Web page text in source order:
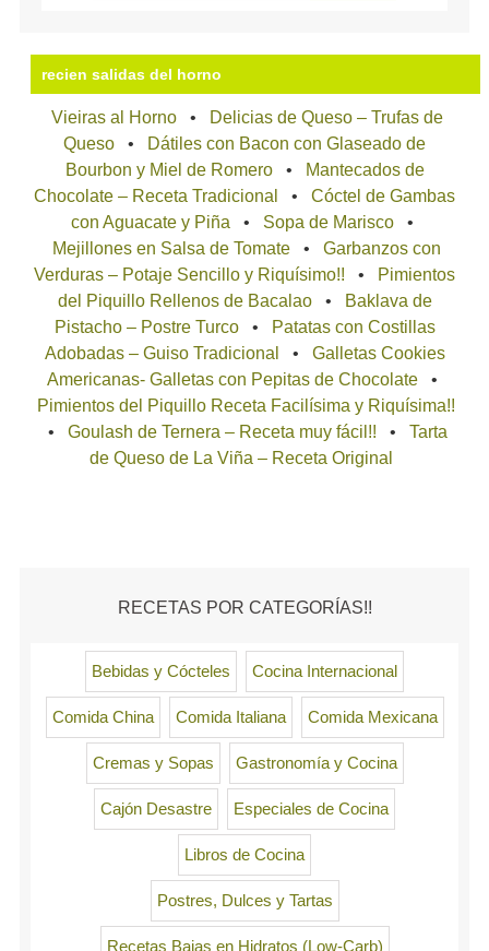
recien salidas del horno
Vieiras al Horno
Delicias de Queso – Trufas de
Queso
Dátiles con Bacon con Glaseado de
Bourbon y Miel de Romero
Mantecados de
Chocolate – Receta Tradicional
Cóctel de Gambas
con Aguacate y Piña
Sopa de Marisco
Mejillones en Salsa de Tomate
Garbanzos con
Verduras – Potaje Sencillo y Riquísimo!!
Pimientos
del Piquillo Rellenos de Bacalao
Baklava de
Pistacho – Postre Turco
Patatas con Costillas
Adobadas – Guiso Tradicional
Galletas Cookies
Americanas- Galletas con Pepitas de Chocolate
Pimientos del Piquillo Receta Facilísima y Riquísima!!
Goulash de Ternera – Receta muy fácil!!
Tarta
de Queso de La Viña – Receta Original
RECETAS POR CATEGORÍAS!!
Bebidas y Cócteles Cocina Internacional
Comida China Comida Italiana Comida Mexicana
Cremas y Sopas Gastronomía y Cocina
Cajón Desastre Especiales de Cocina
Libros de Cocina
Postres, Dulces y Tartas
Recetas Bajas en Hidratos (Low-Carb)